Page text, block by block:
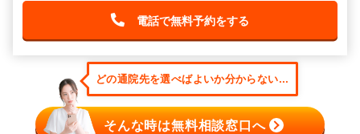
電話で無料予約をする
どの通院先を選べばよいか分からない...
そんな時は無料相談窓口へ